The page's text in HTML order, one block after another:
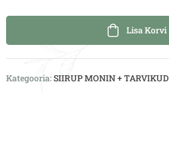
Lisa Korvi
Kategooria:SIIRUP MONIN + TARVIKUD